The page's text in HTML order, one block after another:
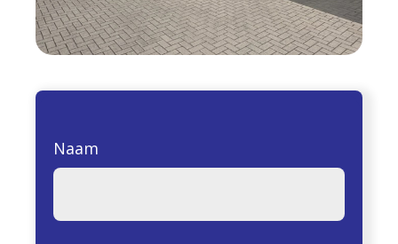
Naam